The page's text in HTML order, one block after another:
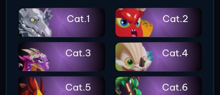
Cat.1 Cat.2
Cat.3 Cat.4
Cat.5 Cat.6